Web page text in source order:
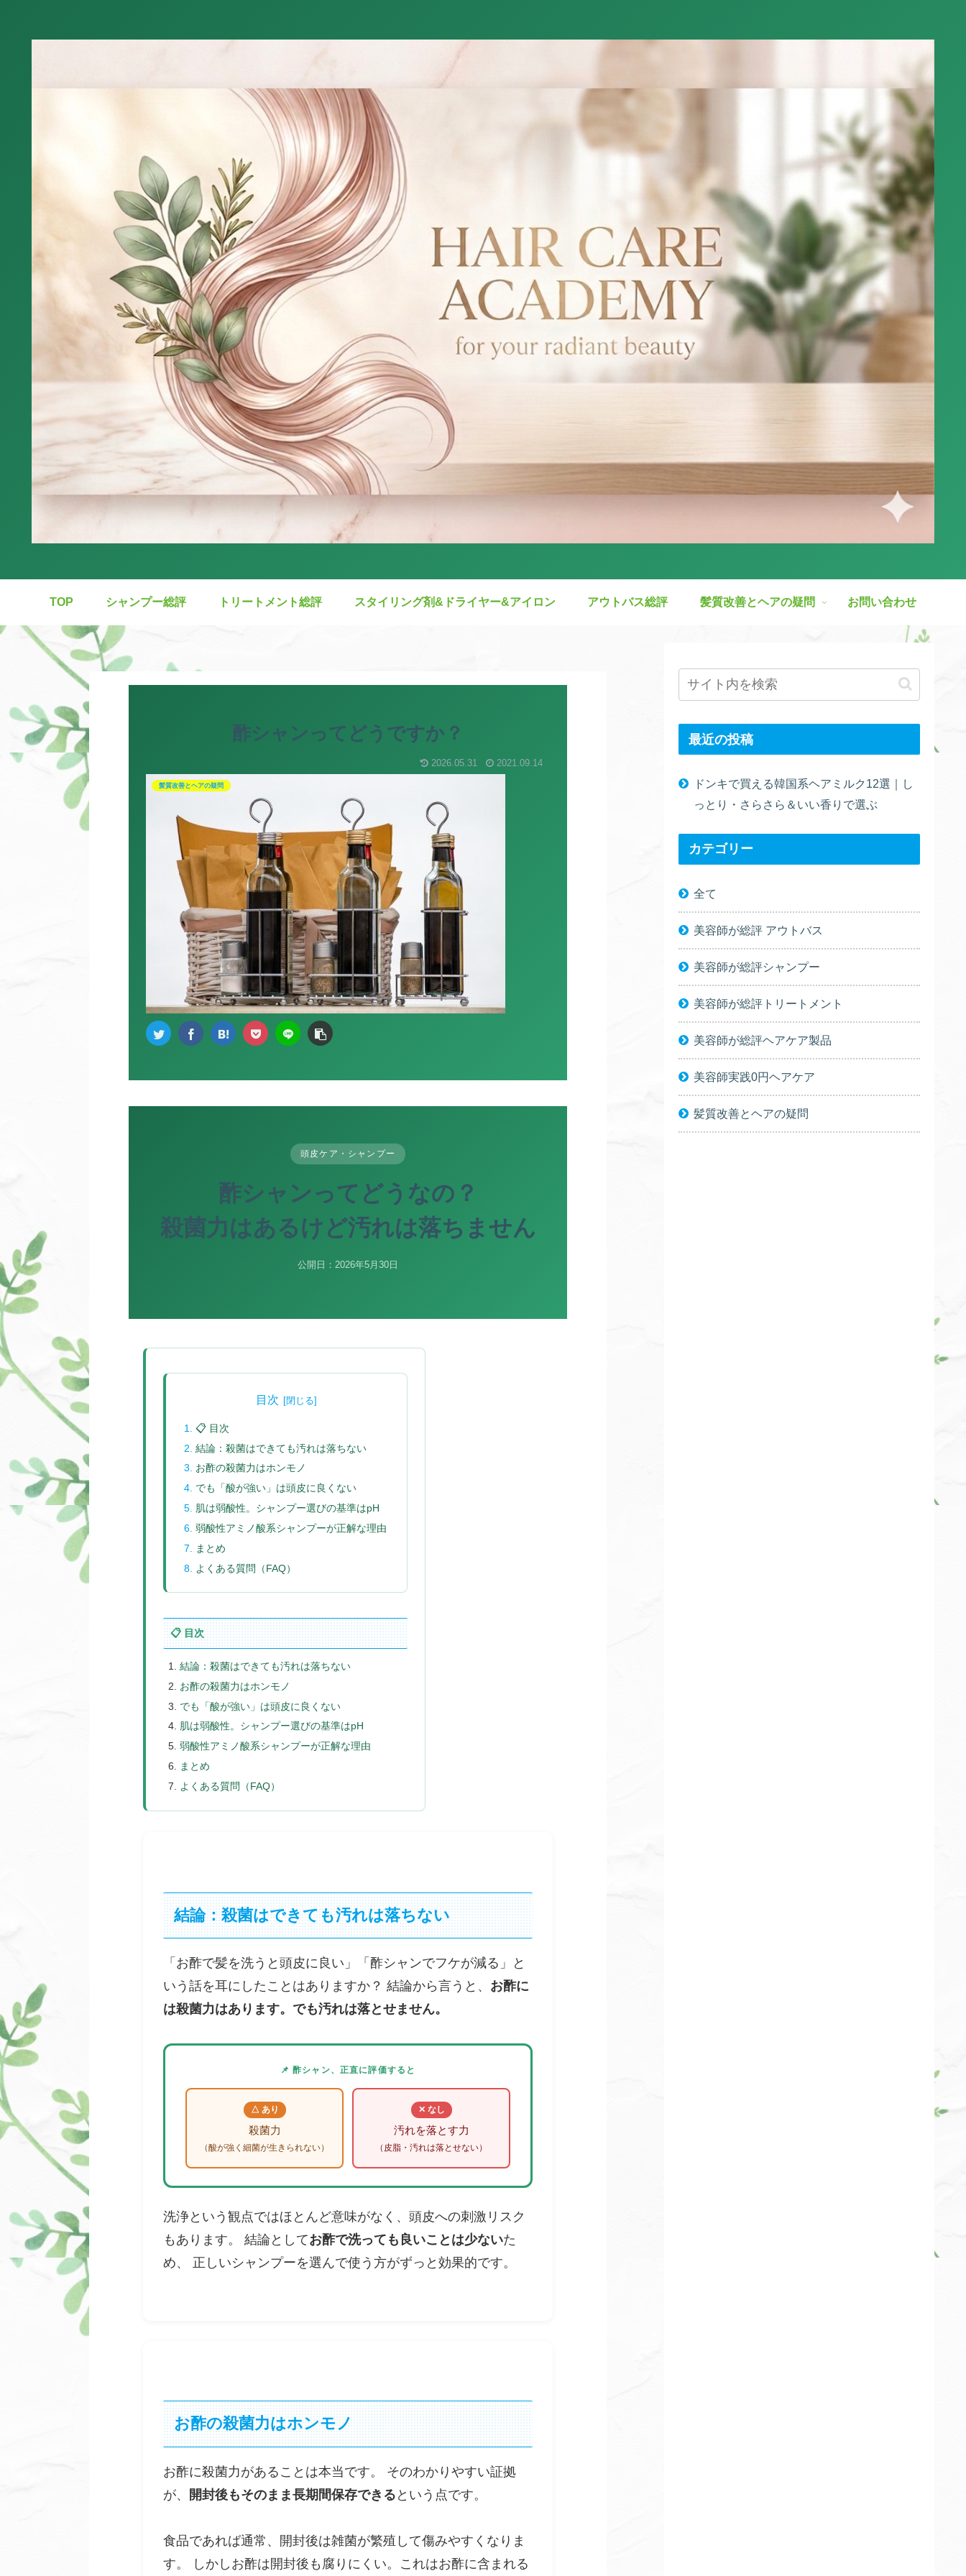
TOP シャンプー総評 トリートメント総評 スタイリング剤&ドライヤー&アイロン アウトバス総評 髪質改善とヘアの疑問 お問い合わせ
酢シャンってどうですか？
2026.05.31 2021.09.14
髪質改善とヘアの疑問
頭皮ケア・シャンプー
酢シャンってどうなの？
殺菌力はあるけど汚れは落ちません
公開日：2026年5月30日
目次
📋 目次
結論：殺菌はできても汚れは落ちない
お酢の殺菌力はホンモノ
でも「酸が強い」は頭皮に良くない
肌は弱酸性。シャンプー選びの基準はpH
弱酸性アミノ酸系シャンプーが正解な理由
まとめ
よくある質問（FAQ）
📋 目次
結論：殺菌はできても汚れは落ちない
お酢の殺菌力はホンモノ
でも「酸が強い」は頭皮に良くない
肌は弱酸性。シャンプー選びの基準はpH
弱酸性アミノ酸系シャンプーが正解な理由
まとめ
よくある質問（FAQ）
結論：殺菌はできても汚れは落ちない
「お酢で髪を洗うと頭皮に良い」「酢シャンでフケが減る」と
いう話を耳にしたことはありますか？ 結論から言うと、 お酢に
は殺菌力はあります。でも汚れは落とせません。
📌 酢シャン、正直に評価すると
△ あり
殺菌力
（酸が強く細菌が生きられない）
✕ なし
汚れを落とす力
（皮脂・汚れは落とせない）
洗浄という観点ではほとんど意味がなく、頭皮への刺激リスク
もあります。 結論としてお酢で洗っても良いことは少ないた
め、 正しいシャンプーを選んで使う方がずっと効果的です。
お酢の殺菌力はホンモノ
お酢に殺菌力があることは本当です。 そのわかりやすい証拠
が、
開封後もそのまま長期間保存できる という点です。
食品であれば通常、開封後は雑菌が繁殖して傷みやすくなりま
す。 しかしお酢は開封後も腐りにくい。これはお酢に含まれる
最近の投稿
ドンキで買える韓国系ヘアミルク12選｜し
っとり・さらさら＆いい香りで選ぶ
カテゴリー
全て
美容師が総評 アウトバス
美容師が総評シャンプー
美容師が総評トリートメント
美容師が総評ヘアケア製品
美容師実践0円ヘアケア
髪質改善とヘアの疑問